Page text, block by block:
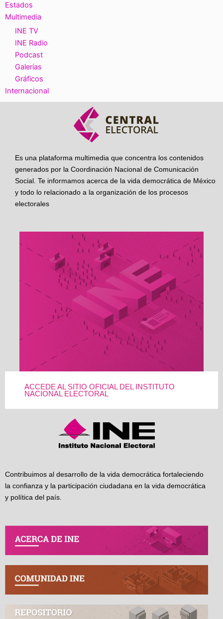
Estados
Multimedia
INE TV
INE Radio
Podcast
Galerías
Gráficos
Internacional
Es una plataforma multimedia que concentra los contenidos
generados por la Coordinación Nacional de Comunicación
Social. Te informamos acerca de la vida democrática de México
y todo lo relacionado a la organización de los procesos
electorales
ACCEDE AL SITIO OFICIAL DEL INSTITUTO
NACIONAL ELECTORAL
Contribuimos al desarrollo de la vida democrática fortaleciendo
la confianza y la participación ciudadana en la vida democrática
y política del país.